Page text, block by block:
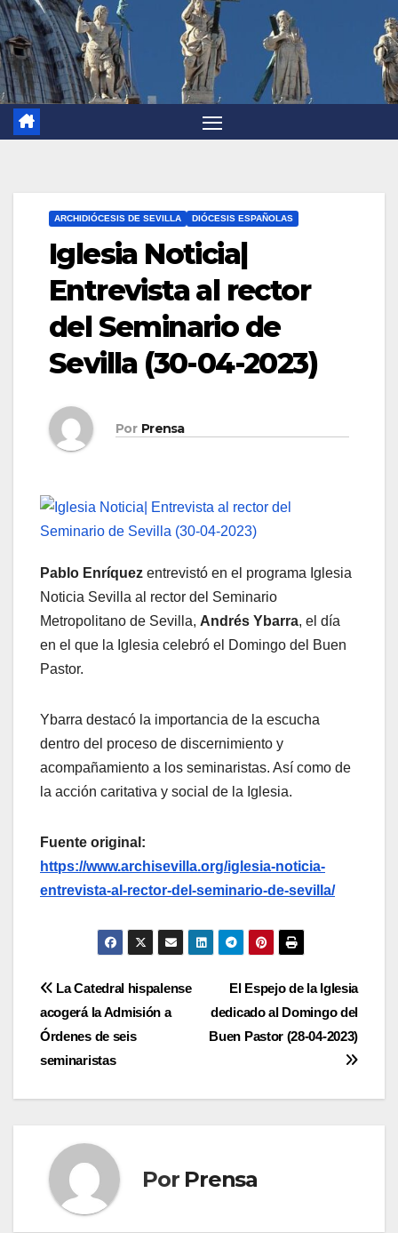
ARCHIDIÓCESIS DE SEVILLA DIÓCESIS ESPAÑOLAS
Iglesia Noticia|
Entrevista al rector
del Seminario de
Sevilla (30-04-2023)
Por Prensa
Pablo Enríquez entrevistó en el programa Iglesia
Noticia Sevilla al rector del Seminario
Metropolitano de Sevilla, Andrés Ybarra, el día
en el que la Iglesia celebró el Domingo del Buen
Pastor.
Ybarra destacó la importancia de la escucha
dentro del proceso de discernimiento y
acompañamiento a los seminaristas. Así como de
la acción caritativa y social de la Iglesia.
Fuente original:
https://www.archisevilla.org/iglesia-noticia-
entrevista-al-rector-del-seminario-de-sevilla/
Navegación
de
entradas
El Espejo de la Iglesia
dedicado al Domingo del
Buen Pastor (28-04-2023)
La Catedral hispalense
acogerá la Admisión a
Órdenes de seis
seminaristas
Por Prensa